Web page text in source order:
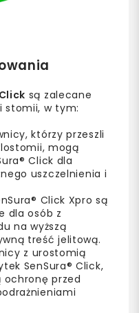
są zalecane
stomii, w tym:
którzy przeszli
mogą
Click dla
uszczelnienia i
Click Xpro są
dla osób z
na wyższą
treść jelitową.
z urostomią
SenSura® Click,
ochronę przed